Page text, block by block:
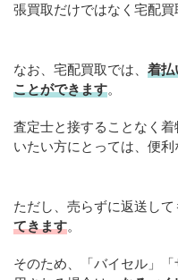
張買取だけではなく宅配買
なお、宅配買取では、 着払
ことができます。
査定士と接することなく
いたい方にとっては、便利
ただし、売らずに返送して
てきます。
そのため、「バイセル」